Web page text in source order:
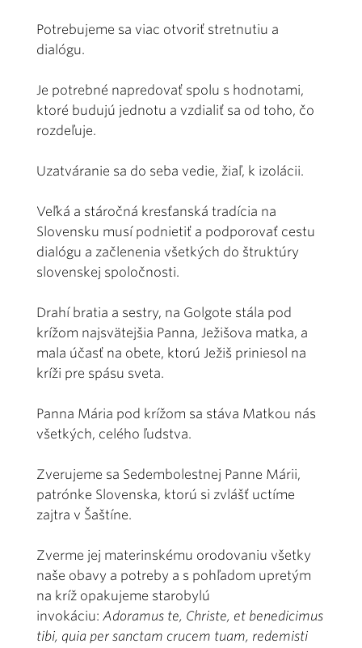
Potrebujeme sa viac otvoriť stretnutiu a
dialógu.
Je potrebné napredovať spolu s hodnotami,
ktoré budujú jednotu a vzdialiť sa od toho, čo
rozdeľuje.
Uzatváranie sa do seba vedie, žiaľ, k izolácii.
Veľká a stáročná kresťanská tradícia na
Slovensku musí podnietiť a podporovať cestu
dialógu a začlenenia všetkých do štruktúry
slovenskej spoločnosti.
Drahí bratia a sestry, na Golgote stála pod
krížom najsvätejšia Panna, Ježišova matka, a
mala účasť na obete, ktorú Ježiš priniesol na
kríži pre spásu sveta.
Panna Mária pod krížom sa stáva Matkou nás
všetkých, celého ľudstva.
Zverujeme sa Sedembolestnej Panne Márii,
patrónke Slovenska, ktorú si zvlášť uctíme
zajtra v Šaštíne.
Zverme jej materinskému orodovaniu všetky
naše obavy a potreby a s pohľadom upretým
na kríž opakujeme starobylú
invokáciu: Adoramus te, Christe, et benedicimus
tibi, quia per sanctam crucem tuam, redemisti